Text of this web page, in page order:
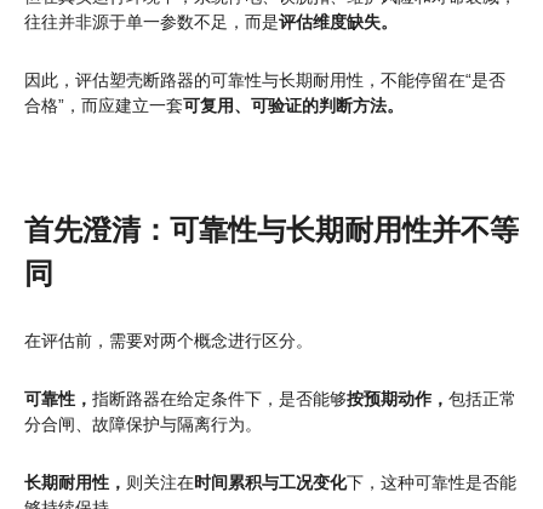
往往并非源于单一参数不足，而是评估维度缺失。
因此，评估塑壳断路器的可靠性与长期耐用性，不能停留在“是否
合格”，而应建立一套可复用、可验证的判断方法。
首先澄清：可靠性与长期耐用性并不等
同
在评估前，需要对两个概念进行区分。
可靠性， 指断路器在给定条件下，是否能够按预期动作， 包括正常
分合闸、故障保护与隔离行为。
长期耐用性， 则关注在时间累积与工况变化下，这种可靠性是否能